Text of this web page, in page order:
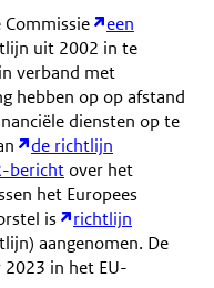
een
uit 2002 in te
verband met
hebben op op afstand
diensten op te
de richtlijn
berichtover het
het Europees
is
richtlijn
aangenomen. De
in het EU-